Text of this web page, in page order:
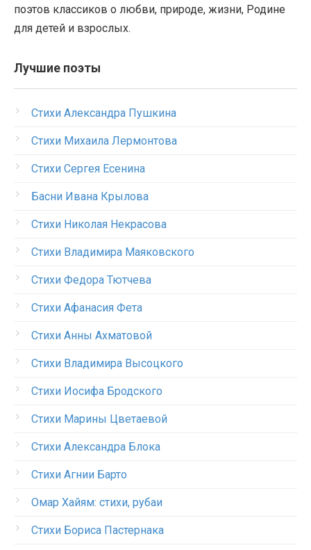
поэтов классиков о любви, природе, жизни, Родине
для детей и взрослых.
Лучшие поэты
Стихи Александра Пушкина
Стихи Михаила Лермонтова
Стихи Сергея Есенина
Басни Ивана Крылова
Стихи Николая Некрасова
Стихи Владимира Маяковского
Стихи Федора Тютчева
Стихи Афанасия Фета
Стихи Анны Ахматовой
Стихи Владимира Высоцкого
Стихи Иосифа Бродского
Стихи Марины Цветаевой
Стихи Александра Блока
Стихи Агнии Барто
Омар Хайям: стихи, рубаи
Стихи Бориса Пастернака